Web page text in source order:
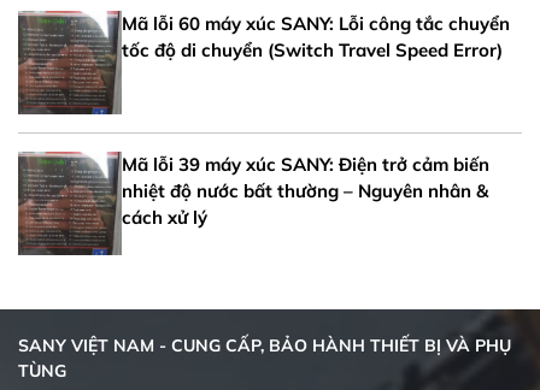
Mã lỗi 60 máy xúc SANY: Lỗi công tắc chuyển
tốc độ di chuyển (Switch Travel Speed Error)
Mã lỗi 39 máy xúc SANY: Điện trở cảm biến
nhiệt độ nước bất thường – Nguyên nhân &
cách xử lý
SANY VIỆT NAM - CUNG CẤP, BẢO HÀNH THIẾT BỊ VÀ PHỤ
TÙNG